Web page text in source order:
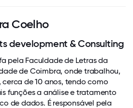
Coelho
development & Consulting
pela Faculdade de Letras da
de Coimbra, onde trabalhou,
cerca de 10 anos, tendo como
funções a análise e tratamento
de dados. É responsável pela